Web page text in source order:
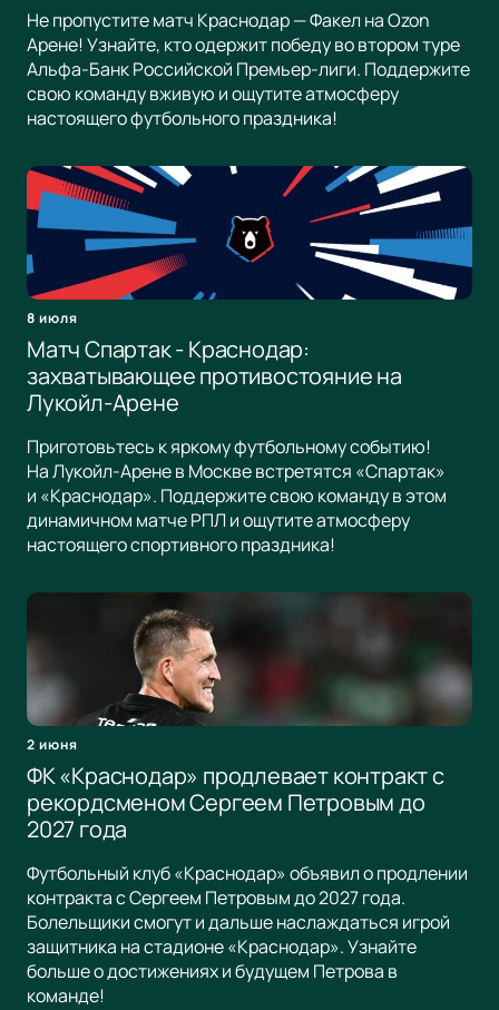
Не пропустите матч Краснодар — Факел на Ozon
Арене! Узнайте, кто одержит победу во втором туре
Альфа-Банк Российской Премьер-лиги. Поддержите
свою команду вживую и ощутите атмосферу
настоящего футбольного праздника!
8 июля
Матч Спартак - Краснодар:
захватывающее противостояние на
Лукойл-Арене
Приготовьтесь к яркому футбольному событию!
На Лукойл-Арене в Москве встретятся «Спартак»
и «Краснодар». Поддержите свою команду в этом
динамичном матче РПЛ и ощутите атмосферу
настоящего спортивного праздника!
2 июня
ФК «Краснодар» продлевает контракт с
рекордсменом Сергеем Петровым до
2027 года
Футбольный клуб «Краснодар» объявил о продлении
контракта с Сергеем Петровым до 2027 года.
Болельщики смогут и дальше наслаждаться игрой
защитника на стадионе «Краснодар». Узнайте
больше о достижениях и будущем Петрова в
команде!